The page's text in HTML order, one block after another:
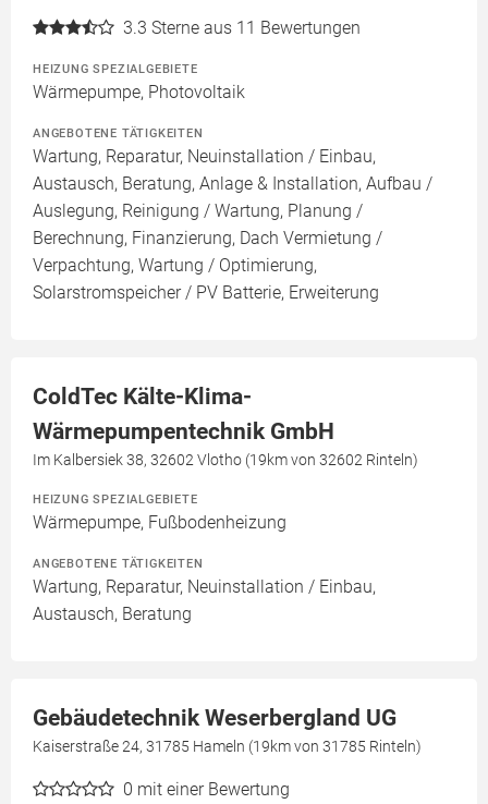
3.3 Sterne aus 11 Bewertungen
HEIZUNG SPEZIALGEBIETE
Wärmepumpe, Photovoltaik
ANGEBOTENE TÄTIGKEITEN
Wartung, Reparatur, Neuinstallation / Einbau,
Austausch, Beratung, Anlage & Installation, Aufbau /
Auslegung, Reinigung / Wartung, Planung /
Berechnung, Finanzierung, Dach Vermietung /
Verpachtung, Wartung / Optimierung,
Solarstromspeicher / PV Batterie, Erweiterung
ColdTec Kälte-Klima-
Wärmepumpentechnik GmbH
Im Kalbersiek 38, 32602 Vlotho (19km von 32602 Rinteln)
HEIZUNG SPEZIALGEBIETE
Wärmepumpe, Fußbodenheizung
ANGEBOTENE TÄTIGKEITEN
Wartung, Reparatur, Neuinstallation / Einbau,
Austausch, Beratung
Gebäudetechnik Weserbergland UG
Kaiserstraße 24, 31785 Hameln (19km von 31785 Rinteln)
0 mit einer Bewertung